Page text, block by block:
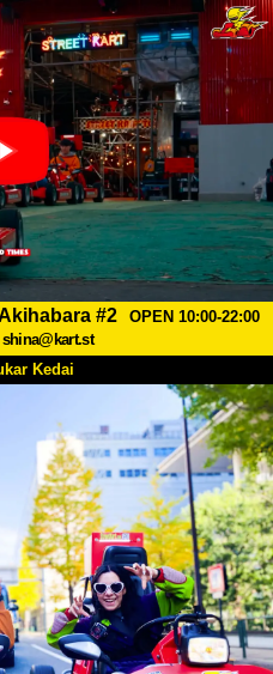
#2
OPEN 10:00-22:00
shina@kart.st
Kedai
Harga
Soalan Lazim
Tempahan
Kedai
Tokyo Akihabara#1
Tokyo Shibuya